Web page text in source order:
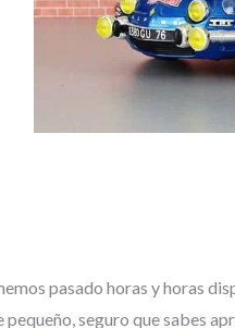
pasado horas y horas
seguro que sabes